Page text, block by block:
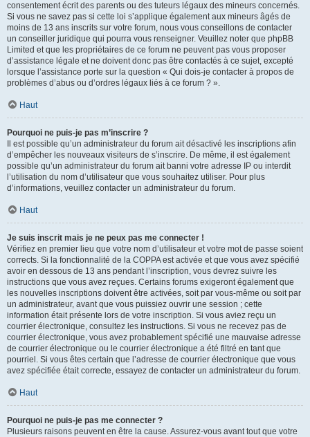
consentement écrit des parents ou des tuteurs légaux des mineurs concernés.
Si vous ne savez pas si cette loi s’applique également aux mineurs âgés de
moins de 13 ans inscrits sur votre forum, nous vous conseillons de contacter
un conseiller juridique qui pourra vous renseigner. Veuillez noter que phpBB
Limited et que les propriétaires de ce forum ne peuvent pas vous proposer
d’assistance légale et ne doivent donc pas être contactés à ce sujet, excepté
lorsque l’assistance porte sur la question « Qui dois-je contacter à propos de
problèmes d’abus ou d’ordres légaux liés à ce forum ? ».
Haut
Pourquoi ne puis-je pas m’inscrire ?
Il est possible qu’un administrateur du forum ait désactivé les inscriptions afin
d’empêcher les nouveaux visiteurs de s’inscrire. De même, il est également
possible qu’un administrateur du forum ait banni votre adresse IP ou interdit
l’utilisation du nom d’utilisateur que vous souhaitez utiliser. Pour plus
d’informations, veuillez contacter un administrateur du forum.
Haut
Je suis inscrit mais je ne peux pas me connecter !
Vérifiez en premier lieu que votre nom d’utilisateur et votre mot de passe soient
corrects. Si la fonctionnalité de la COPPA est activée et que vous avez spécifié
avoir en dessous de 13 ans pendant l’inscription, vous devrez suivre les
instructions que vous avez reçues. Certains forums exigeront également que
les nouvelles inscriptions doivent être activées, soit par vous-même ou soit par
un administrateur, avant que vous puissiez ouvrir une session ; cette
information était présente lors de votre inscription. Si vous aviez reçu un
courrier électronique, consultez les instructions. Si vous ne recevez pas de
courrier électronique, vous avez probablement spécifié une mauvaise adresse
de courrier électronique ou le courrier électronique a été filtré en tant que
pourriel. Si vous êtes certain que l’adresse de courrier électronique que vous
avez spécifiée était correcte, essayez de contacter un administrateur du forum.
Haut
Pourquoi ne puis-je pas me connecter ?
Plusieurs raisons peuvent en être la cause. Assurez-vous avant tout que votre